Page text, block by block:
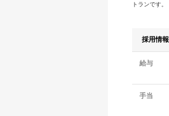
トランです。
採用情報
給与
手当